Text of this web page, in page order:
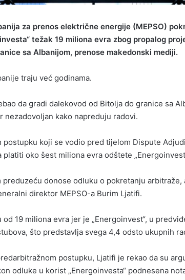
za prenos električne energije (MEPSO)
težak 19 miliona evra zbog propalog
sa Albanijom, prenose makedonski mediji.
traju već godinama.
da gradi dalekovod od Bitolja do granice sa
nezadovoljan kako napreduju radovi.
koji se vodio pred tijelom Dispute
platiti oko šest miliona evra odštete
preduzeću donose odluku o pokretanju
direktor MEPSO-a Burim Ljatifi.
19 miliona evra jer je „Energoinvest“, u
što predstavlja svega 4,4 odsto ukupnih
postupku, Ljatifi je rekao da su
odluke u korist „Energoinvesta“ podnesena